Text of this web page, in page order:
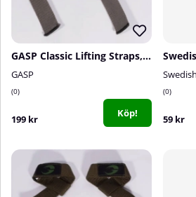
GASP Classic Lifting Straps, Smoke Grey
GASP
0
199 kr Köp!
0
59 kr